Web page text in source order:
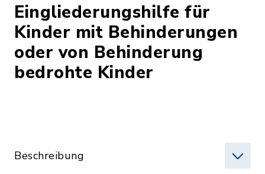
Eingliederungshilfe für
Kinder mit Behinderungen
oder von Behinderung
bedrohte Kinder
Beschreibung